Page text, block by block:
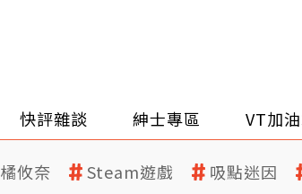
快評雜談 紳士專區 VT加
橘攸奈 Steam遊戲 吸點迷因